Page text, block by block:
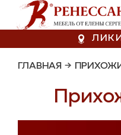
ГЛАВНАЯ →